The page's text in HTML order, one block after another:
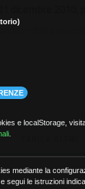
dicembre 2010,
mobilità via web
e localStorage,
mediante la
segui le istruzioni